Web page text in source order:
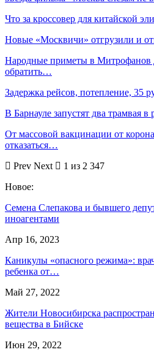
Что за кроссовер для китайской
Новые «Москвичи» отгрузили и
Народные приметы в Митрофанов
обратить…
Задержка рейсов, потепление, 35
В Барнауле запустят два трамвая
От массовой вакцинации от
отказаться…
Prev Next
1 из 2 347
Новое:
Семена Слепакова и бывшего
иноагентами
Апр 16, 2023
Каникулы «опасного режима»:
ребенка от…
Май 27, 2022
Жители Новосибирска
вещества в Бийске
Июн 29, 2022